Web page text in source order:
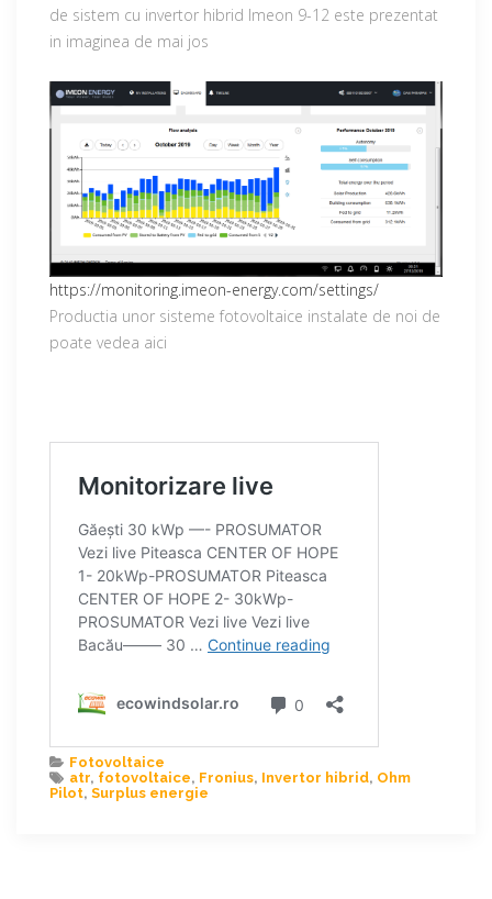
de sistem cu invertor hibrid Imeon 9-12 este prezentat
in imaginea de mai jos
https://monitoring.imeon-energy.com/settings/
Productia unor sisteme fotovoltaice instalate de noi de
poate vedea aici
Fotovoltaice
atr, fotovoltaice, Fronius, Invertor hibrid, Ohm
Pilot, Surplus energie